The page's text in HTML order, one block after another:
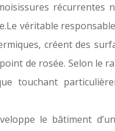
récurrentes
véritable
créent des
de rosée. Selon le
touchant
le bâtiment